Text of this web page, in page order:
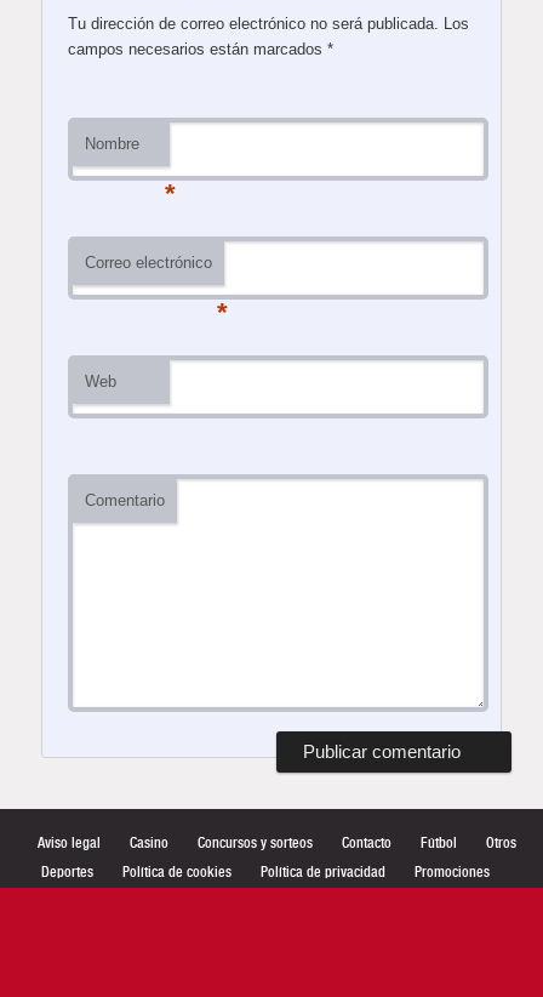
Tu dirección de correo electrónico no será publicada. Los
campos necesarios están marcados*
Nombre
*
Correo electrónico
*
Web
Comentario
Aviso legal Casino Concursos y sorteos Contacto Fútbol
Otros
Deportes
Política de cookies Política de privacidad Promociones